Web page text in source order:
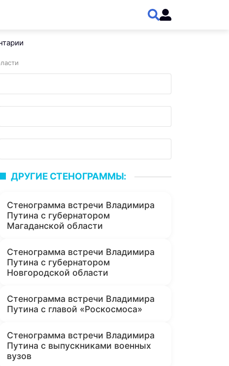
ДРУГИЕ СТЕНОГРАММЫ:
Стенограмма встречи Владимира
Путина с губернатором
Магаданской области
Стенограмма встречи Владимира
Путина с губернатором
Новгородской области
Стенограмма встречи Владимира
Путина с главой «Роскосмоса»
Стенограмма встречи Владимира
Путина с выпускниками военных
вузов